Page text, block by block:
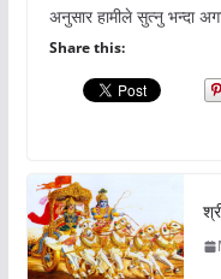
अनुसार हामीले सुत्नु भन्दा
Share this: